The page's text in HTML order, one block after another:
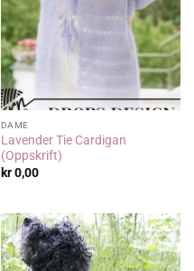
DAME
Lavender Tie Cardigan
(Oppskrift)
kr0,00